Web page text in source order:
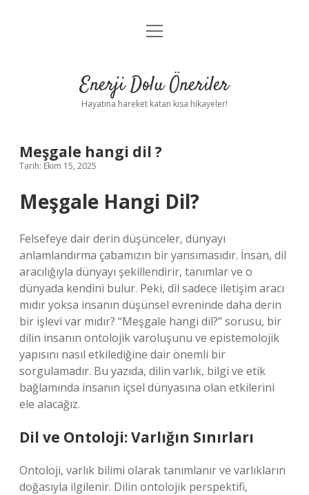
Anasayfa
Yasal Uyarı
menüyü
Enerji Dolu Öneriler
Hayatına hareket katan kısa hikayeler!
Meşgale hangi dil ?
Tarih: Ekim 15, 2025
Meşgale Hangi Dil?
Felsefeye dair derin düşünceler, dünyayı
anlamlandırma çabamızın bir yansımasıdır. İnsan, dil
aracılığıyla dünyayı şekillendirir, tanımlar ve o
dünyada kendini bulur. Peki, dil sadece iletişim aracı
mıdır yoksa insanın düşünsel evreninde daha derin
bir işlevi var mıdır? “Meşgale hangi dil?” sorusu, bir
dilin insanın ontolojik varoluşunu ve epistemolojik
yapısını nasıl etkilediğine dair önemli bir
sorgulamadır. Bu yazıda, dilin varlık, bilgi ve etik
bağlamında insanın içsel dünyasına olan etkilerini
ele alacağız.
Dil ve Ontoloji: Varlığın Sınırları
Ontoloji, varlık bilimi olarak tanımlanır ve varlıkların
doğasıyla ilgilenir. Dilin ontolojik perspektifi,